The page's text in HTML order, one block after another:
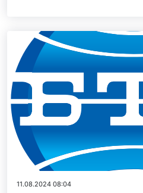
11.08.2024 08:04